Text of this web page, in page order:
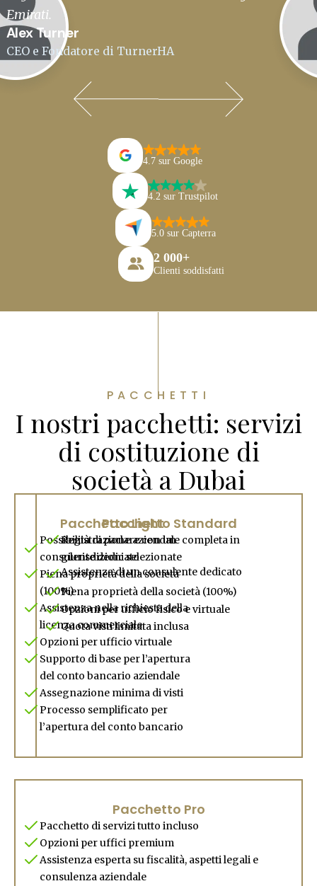
Emirati.
Alex Turner
CEO e Fondatore di TurnerHA
4.7 sur Google
4.2 sur Trustpilot
5.0 sur Capterra
2 000+
Clienti soddisfatti
PACCHETTI
I nostri pacchetti: servizi
di costituzione di
società a Dubai
Pacchetto Light
Possibilità di parlare con un
consulente dedicato
Piena proprietà della società
(100%)
Assistenza nella richiesta della
licenza commerciale
Opzioni per ufficio virtuale
Supporto di base per l’apertura
del conto bancario aziendale
Assegnazione minima di visti
Processo semplificato per
l’apertura del conto bancario
Pacchetto Standard
Registrazione aziendale completa in
giurisdizioni selezionate
Assistenza di un consulente dedicato
Piena proprietà della società (100%)
Opzioni per ufficio fisico e virtuale
Quota visti limitata inclusa
Pacchetto Pro
Pacchetto di servizi tutto incluso
Opzioni per uffici premium
Assistenza esperta su fiscalità, aspetti legali e
consulenza aziendale